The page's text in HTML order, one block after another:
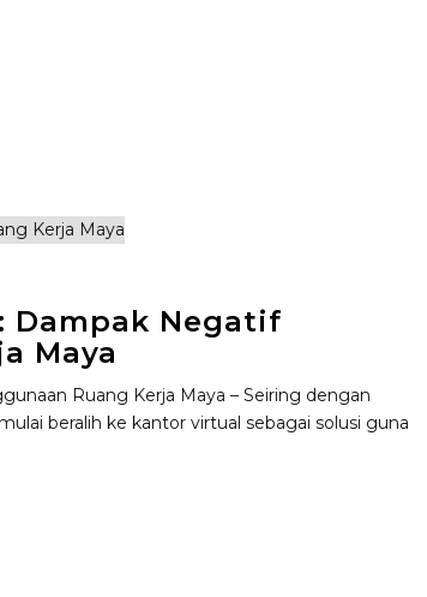
Dampak Negatif
Maya
Ruang Kerja Maya – Seiring dengan
beralih ke kantor virtual sebagai solusi guna